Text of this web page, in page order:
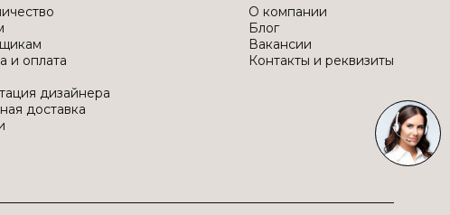
и оплата
дизайнера
доставка
О компании
Блог
Вакансии
Контакты и реквизиты